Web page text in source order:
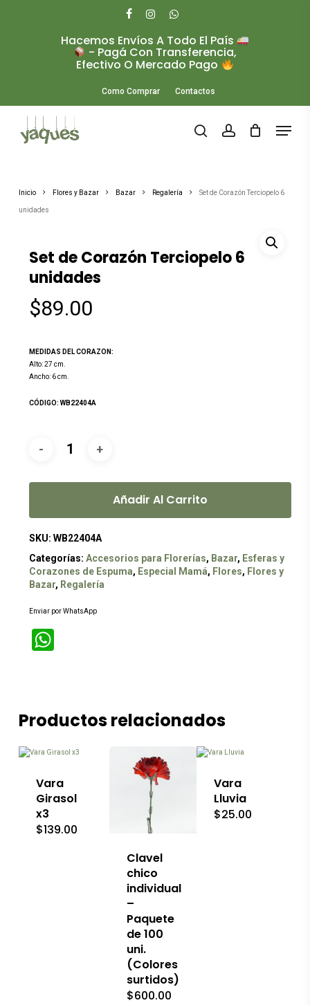
Hacemos Envíos A Todo El País
- Pagá Con Transferencia,
Efectivo O Mercado Pago
Como Comprar Contactos
search account
Menu
Inicio Flores y Bazar Bazar Regalería Set de Corazón Terciopelo 6
unidades
Set de Corazón Terciopelo 6
unidades
$89.00
MEDIDAS DEL CORAZON:
Alto: 27 cm.
Ancho: 6 cm.
CÓDIGO: WB22404A
Añadir Al Carrito
SKU: WB22404A
Categorías: Accesorios para Florerías, Bazar, Esferas y
Corazones de Espuma, Especial Mamá, Flores, Flores y
Bazar, Regalería
Enviar por WhatsApp
WhatsApp
Productos relacionados
Vara
Girasol
x3
$139.00
Clavel
chico
individual
–
Paquete
de 100
uni.
(Colores
surtidos)
$600.00
Este
producto
múltiples
pueden
Vara
Lluvia
$25.00